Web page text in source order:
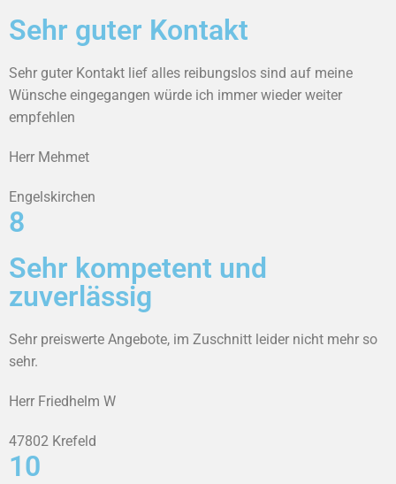
Sehr guter Kontakt
Sehr guter Kontakt lief alles reibungslos sind auf meine
Wünsche eingegangen würde ich immer wieder weiter
empfehlen
Herr Mehmet
Engelskirchen
8
Sehr kompetent und
zuverlässig
Sehr preiswerte Angebote, im Zuschnitt leider nicht mehr so
sehr.
Herr Friedhelm W
47802 Krefeld
10